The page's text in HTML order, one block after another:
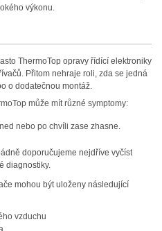
výkonu.
ThermoTop opravy řídící elektroniky
Přitom nehraje roli, zda se jedná
o dodatečnou montáž.
může mít různé symptomy:
nebo po chvíli zase zhasne.
doporučujeme nejdříve vyčíst
diagnostiky.
mohou být uloženy následující
vzduchu